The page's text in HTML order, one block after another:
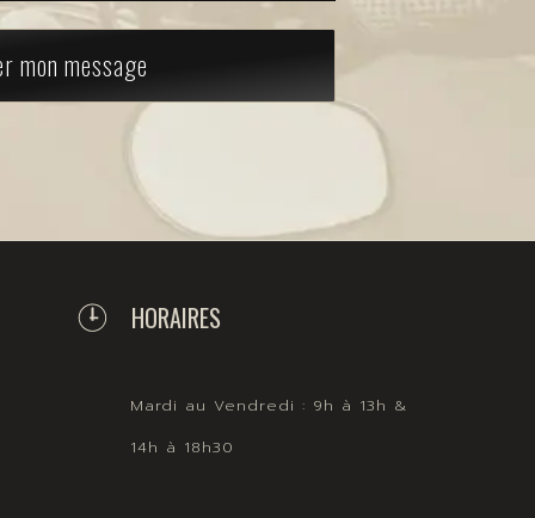
mon message
HORAIRES
Mardi au Vendredi : 9h à 13h &
14h à 18h30